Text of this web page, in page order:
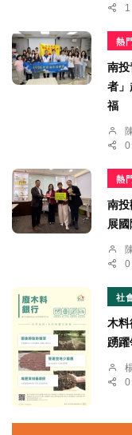
熱
南投
者」
福
0
熱
南
展
0
社
木料
踴躍
0